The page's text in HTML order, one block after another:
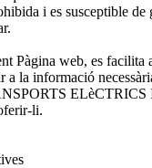
i es susceptible de
Pàgina web, es facilita
a la informació
li.